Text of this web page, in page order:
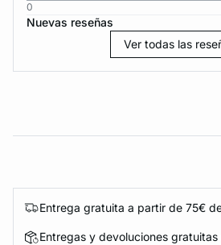
0
Nuevas reseñas
Ver todas las
Entrega gratuita a partir de 75€
Entregas y devoluciones gratuitas